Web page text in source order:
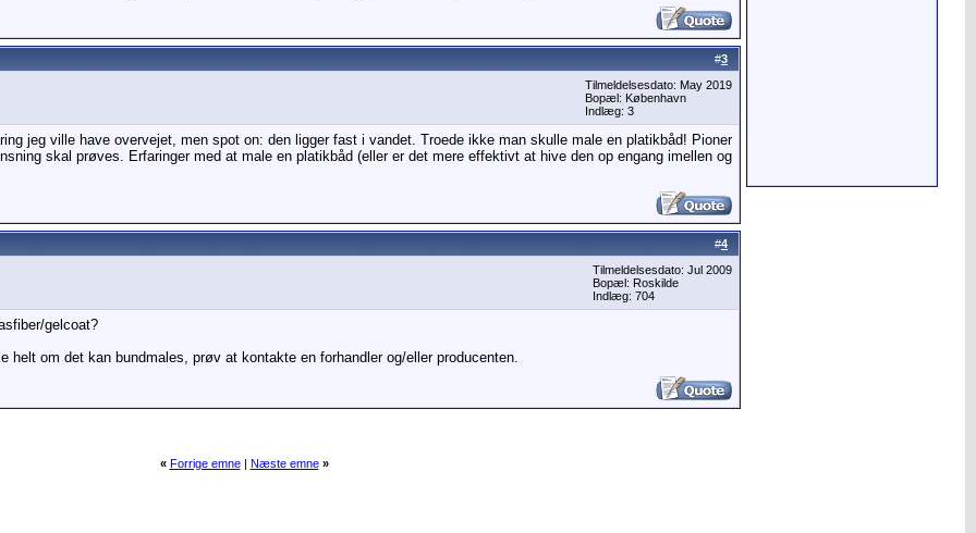
#3
Tilmeldelsesdato: May 2019
Bopæl: København
Indlæg: 3
jeg ville have overvejet, men spot on: den ligger fast i vandet. Troede ikke man skulle male en platikbåd! Pioner
skal prøves. Erfaringer med at male en platikbåd (eller er det mere effektivt at hive den op engang imellen og
#4
Tilmeldelsesdato: Jul 2009
Bopæl: Roskilde
Indlæg: 704
gelcoat?
helt om det kan bundmales, prøv at kontakte en forhandler og/eller producenten.
« Forrige emne| Næste emne »